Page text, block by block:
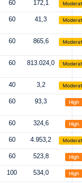
60 172,1
60 41,3
60 865,6
60 813.024,0
40 3,2
60 93,3 High
60 324,6 High
60 4.953,2
60 523,8 High
100 534,0 High